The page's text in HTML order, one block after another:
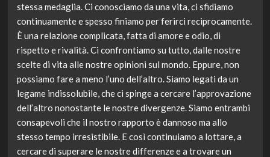
stessa medaglia. Ci conosciamo da una vita, ci sfidiamo
continuamente e spesso finiamo per ferirci reciprocamente.
È una relazione complicata, fatta di amore e odio, di
rispetto e rivalità. Ci confrontiamo su tutto, dalle nostre
scelte di vita alle nostre opinioni sul mondo. Eppure, non
possiamo fare a meno l’uno dell’altro. Siamo legati da un
legame indissolubile, che ci spinge a cercare l’approvazione
dell’altro nonostante le nostre divergenze. Siamo entrambi
consapevoli che il nostro rapporto è dannoso ma allo
stesso tempo irresistibile. E così continuiamo a lottare, a
cercare di superare le nostre differenze e a trovare un